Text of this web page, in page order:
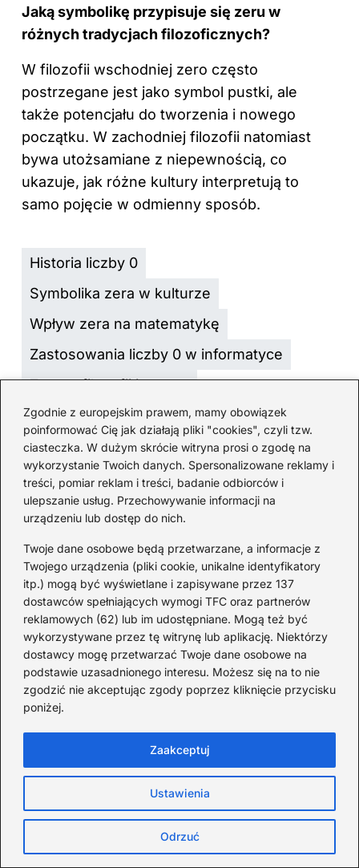
Zgodnie z europejskim prawem, mamy obowiązek
poinformować Cię jak działają pliki "cookies", czyli tzw.
ciasteczka. W dużym skrócie witryna prosi o zgodę na
wykorzystanie Twoich danych. Spersonalizowane reklamy i
treści, pomiar reklam i treści, badanie odbiorców i
ulepszanie usług. Przechowywanie informacji na
urządzeniu lub dostęp do nich.
Twoje dane osobowe będą przetwarzane, a informacje z
Twojego urządzenia (pliki cookie, unikalne identyfikatory
itp.) mogą być wyświetlane i zapisywane przez 137
dostawców spełniających wymogi TFC oraz partnerów
reklamowych (62) lub im udostępniane. Mogą też być
wykorzystywane przez tę witrynę lub aplikację. Niektórzy
dostawcy mogę przetwarzać Twoje dane osobowe na
podstawie uzasadnionego interesu. Możesz się na to nie
zgodzić nie akceptując zgody poprzez kliknięcie przycisku
poniżej.
Ustawienia
Odrzuć
Zaakceptuj
Jaką symbolikę przypisuje się zeru w
różnych tradycjach filozoficznych?
W filozofii wschodniej zero często
postrzegane jest jako symbol pustki, ale
także potencjału do tworzenia i nowego
początku. W zachodniej filozofii natomiast
bywa utożsamiane z niepewnością, co
ukazuje, jak różne kultury interpretują to
samo pojęcie w odmienny sposób.
Historia liczby 0
Symbolika zera w kulturze
Wpływ zera na matematykę
Zastosowania liczby 0 w informatyce
Zero w filozofii i sztuce
AdminTop10
Cześć! Nazywam się Michał i uwielbiam porządkować świat
w formie list. Na tym blogu znajdziesz zestawienia „Top 10”
wszystkiego, co ciekawe, zaskakujące i warte poznania –
od filmów i książek, po ciekawostki ze świata technologii,
podróży i codziennego życia. Lubię konkret, czytelną formę
i informacje podane z humorem. Jeśli Ty też lubisz szybkie
przeglądy najlepszych (albo najgorszych) rzeczy w danym
temacie – dobrze trafiłeś!
Tadeusz Kościuszko i jego niezwykłe
zaskakują
Następny:
Odkryj fascynujące ciekawostki ze